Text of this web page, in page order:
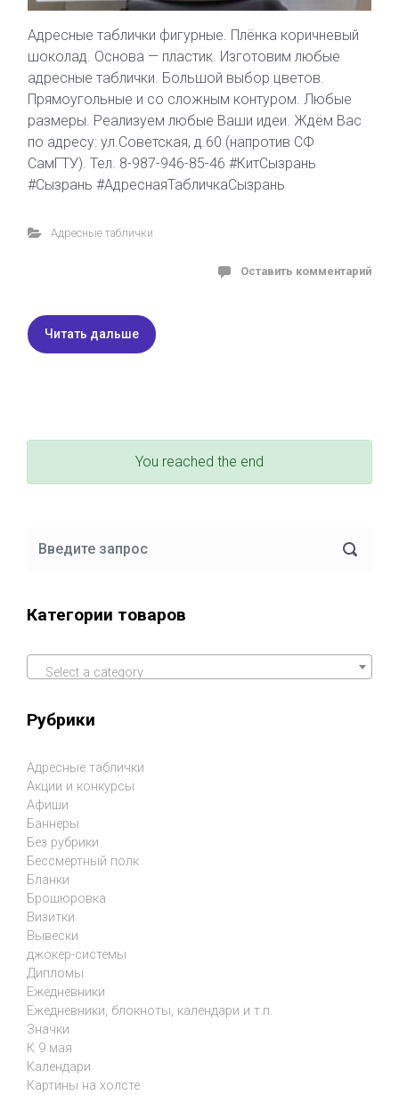
Адресные таблички фигурные. Плёнка коричневый
шоколад. Основа — пластик. Изготовим любые
адресные таблички. Большой выбор цветов.
Прямоугольные и со сложным контуром. Любые
размеры. Реализуем любые Ваши идеи. Ждём Вас
по адресу: ул.Советская, д.60 (напротив СФ
СамГТУ). Тел. 8-987-946-85-46 #КитСызрань
#Сызрань #АдреснаяТабличкаСызрань
Адресные таблички
Оставить комментарий
Читать дальше
You reached the end
Категории товаров
Select a category
Рубрики
Адресные таблички
Акции и конкурсы
Афиши
Баннеры
Без рубрики
Бессмертный полк
Бланки
Брошюровка
Визитки
Вывески
джокер-системы
Дипломы
Ежедневники
Ежедневники, блокноты, календари и т.п.
Значки
К 9 мая
Календари
Картины на холсте